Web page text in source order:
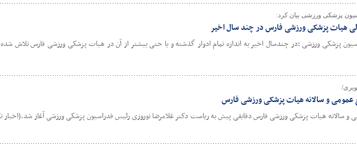
پزشکی ورزشی بیان کرد:
هیات پزشکی ورزشی فارس در چند سال اخیر
پزشکی ورزشی :در چندسال اخیر به اندازه تمام ادوار گذشته و یا حتی بیشتر از آن در هیات پزشکی ورزشی فارس تلاش
عمومی و سالانه هیات پزشکی ورزشی فارس
و سالانه هیات پزشکی ورزشی فارس دقایقی پیش به ریاست دکتر غلامرضا نوروزی رئیس فدراسیون پزشکی ورزشی آغاز شد.(اخبار